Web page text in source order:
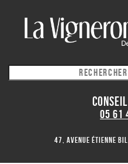
05 61
47, avenue Étienne